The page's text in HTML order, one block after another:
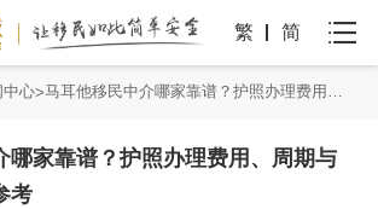
繁 简
中心 马耳他移民中介哪家靠谱？护照办理费用、周期与专业移民公司参考
哪家靠谱？护照办理费用、周期与
考